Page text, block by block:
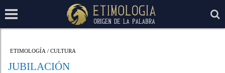
ETIMOLOGÍA / CULTURA
JUBILACIÓN